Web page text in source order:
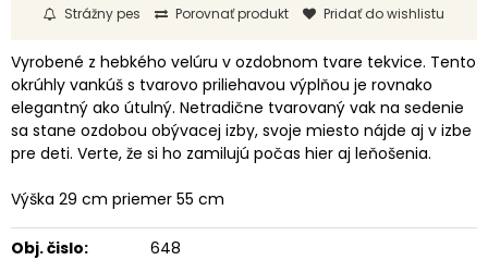
Strážny pes Porovnať produkt Pridať do wishlistu
Vyrobené z hebkého velúru v ozdobnom tvare tekvice. Tento
okrúhly vankúš s tvarovo priliehavou výplňou je rovnako
elegantný ako útulný. Netradične tvarovaný vak na sedenie
sa stane ozdobou obývacej izby, svoje miesto nájde aj v izbe
pre deti. Verte, že si ho zamilujú počas hier aj leňošenia.
Výška 29 cm priemer 55 cm
Obj. čislo: 648